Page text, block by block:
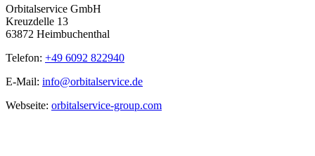
Orbitalservice GmbH
Kreuzdelle 13
63872 Heimbuchenthal
Telefon: +49 6092 822940
E-Mail: info@orbitalservice.de
Webseite: orbitalservice-group.com